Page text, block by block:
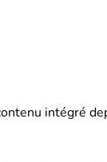
intégré